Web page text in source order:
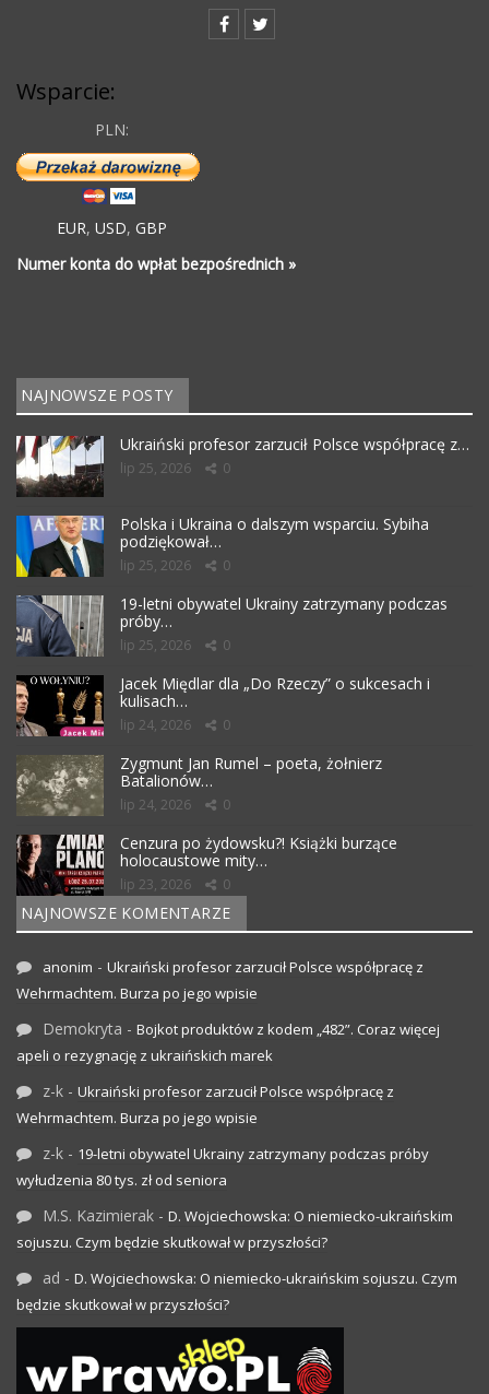
Wsparcie:
PLN:
EUR, USD, GBP
Numer konta do wpłat bezpośrednich »
NAJNOWSZE POSTY
Ukraiński profesor zarzucił Polsce współpracę z…
lip 25, 2026 0
Polska i Ukraina o dalszym wsparciu. Sybiha
podziękował…
lip 25, 2026 0
19-letni obywatel Ukrainy zatrzymany podczas
próby…
lip 25, 2026 0
Jacek Międlar dla „Do Rzeczy” o sukcesach i
kulisach…
lip 24, 2026 0
Zygmunt Jan Rumel – poeta, żołnierz
Batalionów…
lip 24, 2026 0
Cenzura po żydowsku?! Książki burzące
holocaustowe mity…
lip 23, 2026 0
NAJNOWSZE KOMENTARZE
anonim - Ukraiński profesor zarzucił Polsce współpracę z
Wehrmachtem. Burza po jego wpisie
Demokryta - Bojkot produktów z kodem „482”. Coraz więcej
apeli o rezygnację z ukraińskich marek
z-k - Ukraiński profesor zarzucił Polsce współpracę z
Wehrmachtem. Burza po jego wpisie
z-k - 19-letni obywatel Ukrainy zatrzymany podczas próby
wyłudzenia 80 tys. zł od seniora
M.S. Kazimierak - D. Wojciechowska: O niemiecko-ukraińskim
sojuszu. Czym będzie skutkował w przyszłości?
ad - D. Wojciechowska: O niemiecko-ukraińskim sojuszu. Czym
będzie skutkował w przyszłości?